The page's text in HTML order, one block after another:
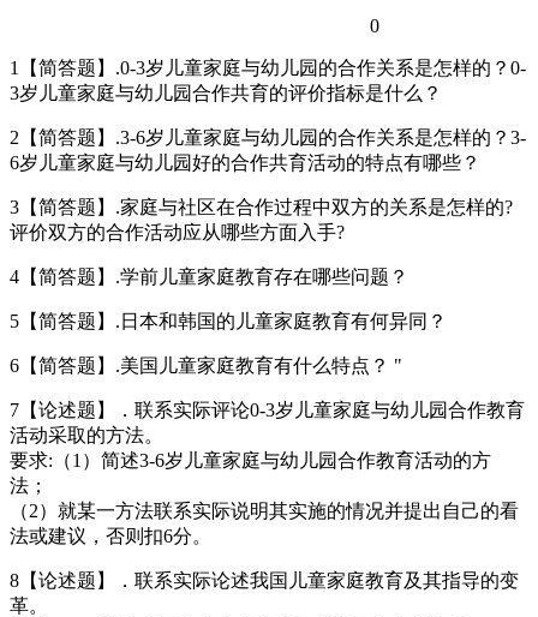
0
1【简答题】.0-3岁儿童家庭与幼儿园的合作关系是怎样的？0-
3岁儿童家庭与幼儿园合作共育的评价指标是什么？
2【简答题】.3-6岁儿童家庭与幼儿园的合作关系是怎样的？3-
6岁儿童家庭与幼儿园好的合作共育活动的特点有哪些？
3【简答题】.家庭与社区在合作过程中双方的关系是怎样的?
评价双方的合作活动应从哪些方面入手?
4【简答题】.学前儿童家庭教育存在哪些问题？
5【简答题】.日本和韩国的儿童家庭教育有何异同？
6【简答题】.美国儿童家庭教育有什么特点？ "
7【论述题】．联系实际评论0-3岁儿童家庭与幼儿园合作教育
活动采取的方法。
要求:（1）简述3-6岁儿童家庭与幼儿园合作教育活动的方
法；
（2）就某一方法联系实际说明其实施的情况并提出自己的看
法或建议，否则扣6分。
8【论述题】．联系实际论述我国儿童家庭教育及其指导的变
革。